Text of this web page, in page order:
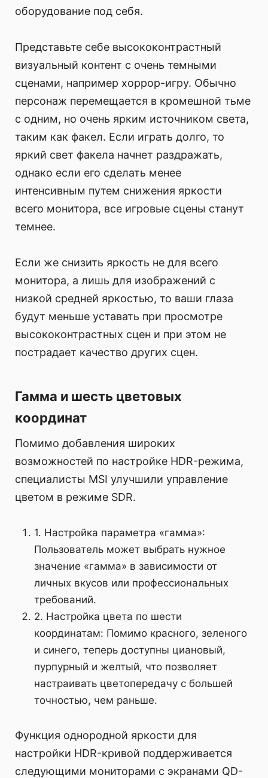
оборудование под себя.
Представьте себе высококонтрастный
визуальный контент с очень темными
сценами, например хоррор-игру. Обычно
персонаж перемещается в кромешной тьме
с одним, но очень ярким источником света,
таким как факел. Если играть долго, то
яркий свет факела начнет раздражать,
однако если его сделать менее
интенсивным путем снижения яркости
всего монитора, все игровые сцены станут
темнее.
Если же снизить яркость не для всего
монитора, а лишь для изображений с
низкой средней яркостью, то ваши глаза
будут меньше уставать при просмотре
высококонтрастных сцен и при этом не
пострадает качество других сцен.
Гамма и шесть цветовых
координат
Помимо добавления широких
возможностей по настройке HDR-режима,
специалисты MSI улучшили управление
цветом в режиме SDR.
1. Настройка параметра «гамма»:
Пользователь может выбрать нужное
значение «гамма» в зависимости от
личных вкусов или профессиональных
требований.
2. Настройка цвета по шести
координатам: Помимо красного, зеленого
и синего, теперь доступны циановый,
пурпурный и желтый, что позволяет
настраивать цветопередачу с большей
точностью, чем раньше.
Функция однородной яркости для
настройки HDR-кривой поддерживается
следующими мониторами с экранами QD-